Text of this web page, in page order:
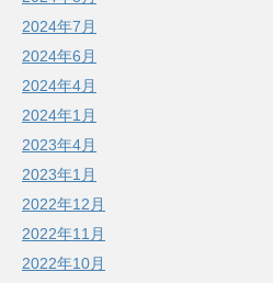
2024年7月
2024年6月
2024年4月
2024年1月
2023年4月
2023年1月
2022年12月
2022年11月
2022年10月